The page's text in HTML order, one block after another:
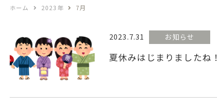
ホーム 2023年 7月
2023.7.31 お知らせ
夏休みはじまりましたね！